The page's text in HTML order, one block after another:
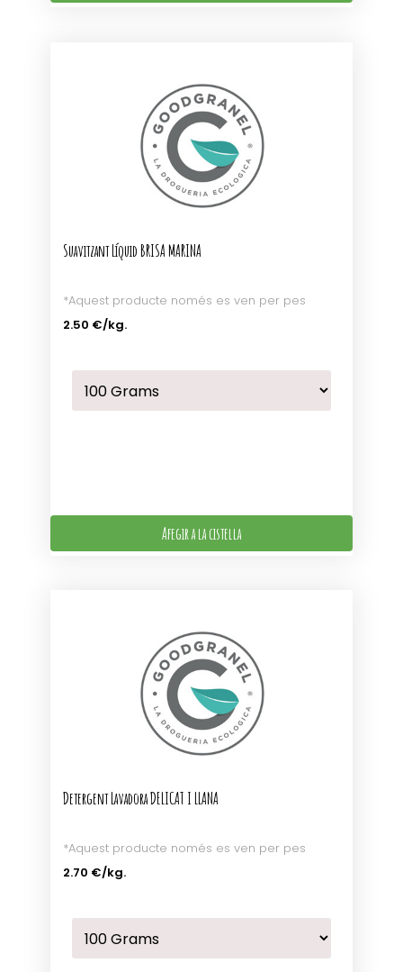
Suavitzant Líquid BRISA MARINA
*Aquest producte només es ven per pes
2.50 €/kg.
Afegir a la cistella
Detergent Lavadora DELICAT I LLANA
*Aquest producte només es ven per pes
2.70 €/kg.